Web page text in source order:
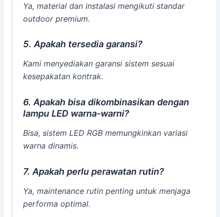
Ya, material dan instalasi mengikuti standar
outdoor premium.
5. Apakah tersedia garansi?
Kami menyediakan garansi sistem sesuai
kesepakatan kontrak.
6. Apakah bisa dikombinasikan dengan
lampu LED warna-warni?
Bisa, sistem LED RGB memungkinkan variasi
warna dinamis.
7. Apakah perlu perawatan rutin?
Ya, maintenance rutin penting untuk menjaga
performa optimal.